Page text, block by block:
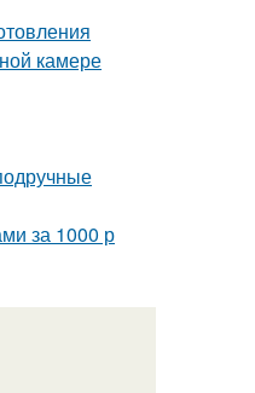
камере
за 1000 р